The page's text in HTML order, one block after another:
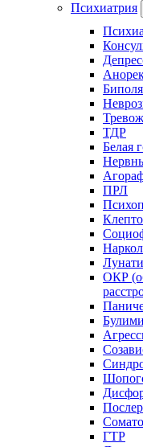
Психиатрия
ТДР
Белая
ПРЛ
ОКР
ГТР